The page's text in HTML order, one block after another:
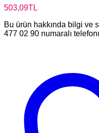
503,09TL
Bu ürün hakkında bilgi ve
477 02 90 numaralı